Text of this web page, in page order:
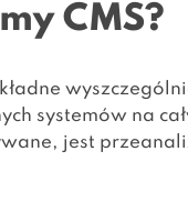
CMS?
systemów na
jest